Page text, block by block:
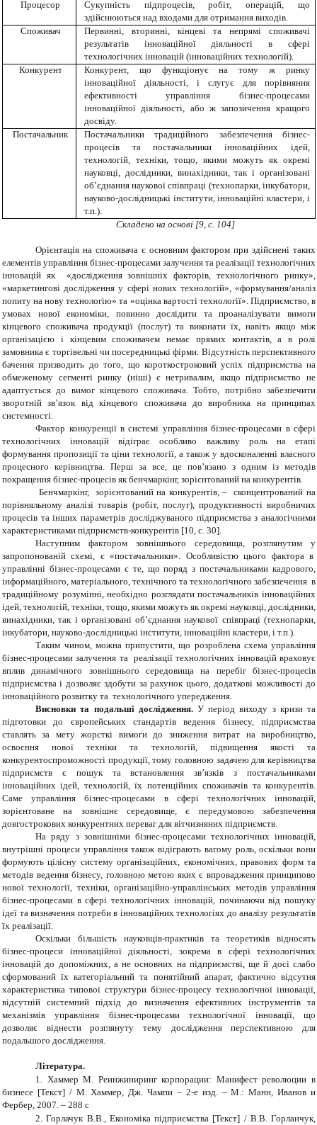
Процесор
Сукупність підпроцесів, робіт, операцій, що
здійснюються над входами для отримання виходів.
Споживач
Первинні, вторинні, кінцеві та непрямі споживачі
результатів інноваційної діяльності в сфері
технологічних інновацій (інноваційних технологій).
Конкурент
Конкурент, що функціонує на тому ж ринку
інноваційної діяльності, і слугує для порівняння
ефективності управління бізнес-процесами
інноваційної діяльності, або ж запозичення кращого
досвіду.
Постачальник
Постачальники традиційного забезпечення бізнес-
процесів та постачальники інноваційних ідей,
технологій, техніки, тощо, якими можуть як окремі
науковці, дослідники, винахідники, так і організовані
об’єднання наукової співпраці (технопарки, інкубатори,
науково-дослідницькі інститути, інноваційні кластери, і
т.п.).
Складено на основі [9, с. 104]
Орієнтація на споживача є основним фактором при здійснені таких
елементів управління бізнес-процесами залучення та реалізації технологічних
інновацій як «дослідження зовнішніх факторів, технологічного ринку»,
«маркетингові дослідження у сфері нових технологій», «формування/аналіз
попиту на нову технологію» та «оцінка вартості технології». Підприємство, в
умовах нової економіки, повинно дослідити та проаналізувати вимоги
кінцевого споживача продукції (послуг) та виконати їх, навіть якщо між
організацією і кінцевим споживачем немає прямих контактів, а в ролі
замовника є торгівельні чи посередницькі фірми. Відсутність перспективного
бачення призводить до того, що короткостроковий успіх підприємства на
обмеженому сегменті ринку (ніші) є нетривалим, якщо підприємство не
адаптується до вимог кінцевого споживача. Тобто, потрібно забезпечити
зворотній зв’язок від кінцевого споживача до виробника на принципах
системності.
Фактор конкуренції в системі управління бізнес-процесами в сфері
технологічних інновацій відіграє особливо важливу роль на етапі
формування пропозиції та ціни технології, а також у вдосконаленні власного
процесного керівництва. Перш за все, це пов’язано з одним із методів
покращення бізнес-процесів як бенчмаркінг, зорієнтований на конкурентів.
Бенчмаркінг, зорієнтований на конкурентів, – сконцентрований на
порівняльному аналізі товарів (робіт, послуг), продуктивності виробничих
процесів та інших параметрів досліджуваного підприємства з аналогічними
характеристиками підприємств-конкурентів [10, с. 30].
Наступним фактором зовнішнього середовища, розглянутим у
запропонованій схемі, є «постачальники». Особливістю цього фактора в
управлінні бізнес-процесами є те, що поряд з постачальниками кадрового,
інформаційного, матеріального, технічного та технологічного забезпечення в
традиційному розумінні, необхідно розглядати постачальників інноваційних
ідей, технологій, техніки, тощо, якими можуть як окремі науковці, дослідники,
винахідники, так і організовані об’єднання наукової співпраці (технопарки,
інкубатори, науково-дослідницькі інститути, інноваційні кластери, і т.п.).
Таким чином, можна припустити, що розроблена схема управління
бізнес-процесами залучення та реалізації технологічних інновацій враховує
вплив динамічного зовнішнього середовища на перебіг бізнес-процесів
підприємства і дозволяє здобути за рахунок цього, додаткові можливості до
інноваційного розвитку та технологічного упередження.
Висновки та подальші дослідження.У період виходу з кризи та
підготовки до європейських стандартів ведення бізнесу, підприємства
ставлять за мету жорсткі вимоги до зниження витрат на виробництво,
освоєння нової техніки та технологій, підвищення якості та
конкурентоспроможності продукції, тому головною задачею для керівництва
підприємств є пошук та встановлення зв’язків з постачальниками
інноваційних ідей, технологій, їх потенційних споживачів та конкурентів.
Саме управління бізнес-процесами в сфері технологічних інновацій,
зорієнтоване на зовнішнє середовище, є передумовою забезпечення
довгострокових конкурентних переваг для вітчизняних підприємств.
На ряду з зовнішніми бізнес-процесами технологічних інновацій,
внутрішні процеси управління також відіграють вагому роль, оскільки вони
формують цілісну систему організаційних, економічних, правових форм та
методів ведення бізнесу, головною метою яких є впровадження принципово
нової технології, техніки, організаційно-управлінських методів управління
бізнес-процесами в сфері технологічних інновацій, починаючи від пошуку
ідеї та визначення потреби в інноваційних технологіях до аналізу результатів
їх реалізації.
Оскільки більшість науковців-практиків та теоретиків відносять
бізнес-процеси інноваційної діяльності, зокрема в сфері технологічних
інновацій до допоміжних, а не основних на підприємстві, ще й досі слабо
сформований їх категоріальний та понятійний апарат, фактично відсутня
характеристика типової структури бізнес-процесу технологічної інновації,
відсутній системний підхід до визначення ефективних інструментів та
механізмів управління бізнес-процесами технологічної інновації, що
дозволяє віднести розглянуту тему дослідження перспективною для
подальшого дослідження.
Література.
1. Хаммер М. Реинжиниринг корпорации: Манифест революции в
бизнесе [Текст] / М. Хаммер, Дж. Чампи – 2-е изд. – М.: Манн, Иванов и
Фербер, 2007. – 288 с
2. Горлачук В.В., Економіка підприємства [Текст] / В.В. Горланчук,